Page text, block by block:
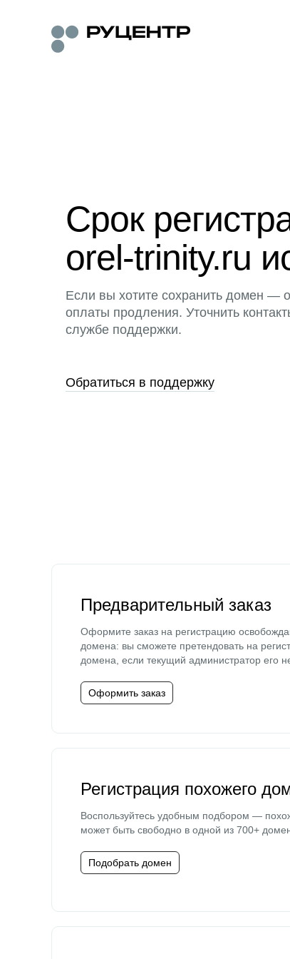
Срок
orel-trinity.ru
Если вы хотите сохранить домен —
оплаты продления. Уточнить
службе поддержки.
Обратиться в поддержку
Предварительный заказ
Оформите заказ на регистрацию
домена: вы сможете претендовать на
домена, если текущий администратор его
Оформить заказ
Регистрация похожего
Воспользуйтесь удобным подбором —
может быть свободно в одной из 700+
Подобрать домен